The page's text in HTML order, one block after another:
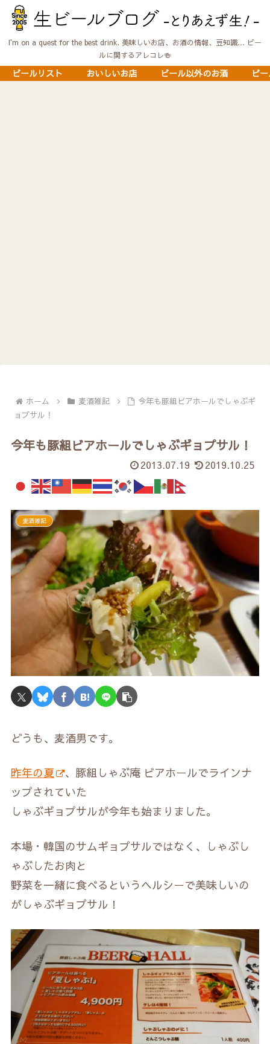
I'm on a quest for the best drink. 美味しいお店、お酒の情報、豆知識… ビー
ルに関するアレコレ🍻
ビールリスト おいしいお店 ビール以外のお酒 ビ
ホーム 麦酒雑記
今年も豚組ビアホールでしゃぶギ
ョプサル！
今年も豚組ビアホールでしゃぶギョプサル！
2013.07.19 2019.10.25
麦酒雑記
どうも、麦酒男です。
昨年の夏
、豚組しゃぶ庵 ビアホールでラインナ
ップされていた
しゃぶギョプサルが今年も始まりました。
本場・韓国のサムギョプサルではなく、しゃぶし
ゃぶしたお肉と
野菜を一緒に食べるというヘルシーで美味しいの
がしゃぶギョプサル！